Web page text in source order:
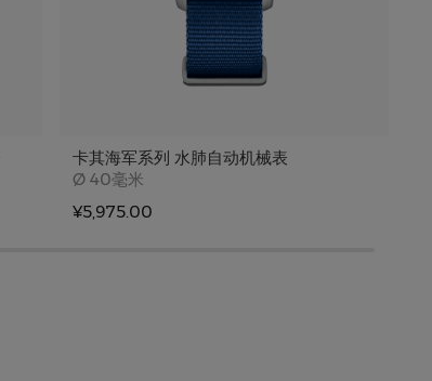
卡其海军系列 水肺自动机械表
Ø Case size
40毫米
¥5,975.00